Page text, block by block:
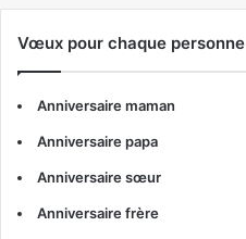
Vœux pour chaque personne
Anniversaire maman
Anniversaire papa
Anniversaire sœur
Anniversaire frère